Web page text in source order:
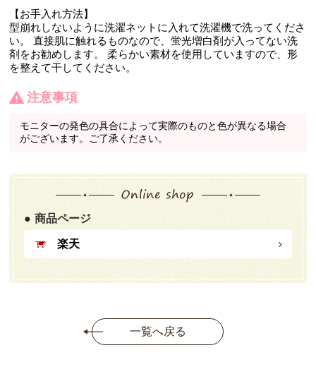
【お手入れ方法】
型崩れしないように洗濯ネットに入れて洗濯機で洗ってくださ
い。 直接肌に触れるものなので、蛍光増白剤が入ってない洗
剤をお勧めします。 柔らかい素材を使用していますので、形
を整えて干してください。
注意事項
モニターの発色の具合によって実際のものと色が異なる場合
がございます。ご了承ください。
商品ページ
楽天
一覧へ戻る